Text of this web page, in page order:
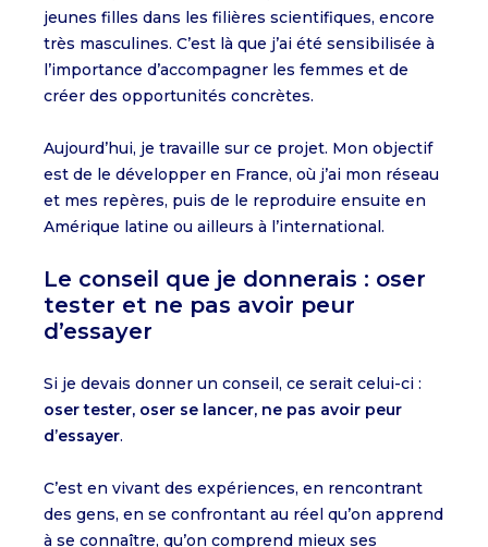
jeunes filles dans les filières scientifiques, encore
très masculines. C’est là que j’ai été sensibilisée à
l’importance d’accompagner les femmes et de
créer des opportunités concrètes.
Aujourd’hui, je travaille sur ce projet. Mon objectif
est de le développer en France, où j’ai mon réseau
et mes repères, puis de le reproduire ensuite en
Amérique latine ou ailleurs à l’international.
Le conseil que je donnerais : oser
tester et ne pas avoir peur
d’essayer
Si je devais donner un conseil, ce serait celui-ci :
oser tester, oser se lancer, ne pas avoir peur
d’essayer.
C’est en vivant des expériences, en rencontrant
des gens, en se confrontant au réel qu’on apprend
à se connaître, qu’on comprend mieux ses